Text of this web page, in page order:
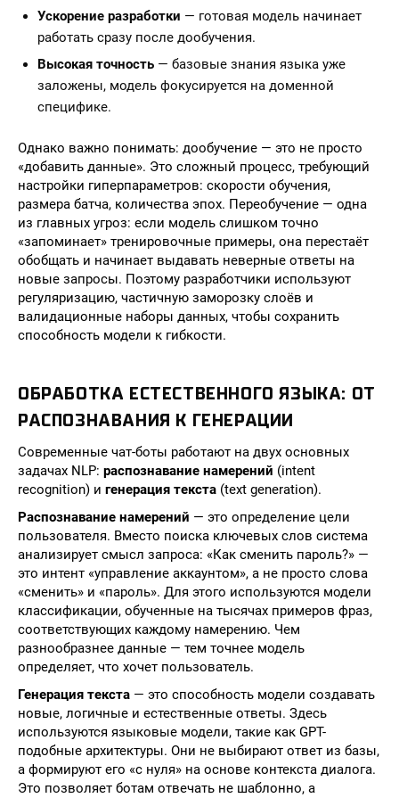
Ускорение разработки — готовая модель начинает
работать сразу после дообучения.
Высокая точность — базовые знания языка уже
заложены, модель фокусируется на доменной
специфике.
Однако важно понимать: дообучение — это не просто
«добавить данные». Это сложный процесс, требующий
настройки гиперпараметров: скорости обучения,
размера батча, количества эпох. Переобучение — одна
из главных угроз: если модель слишком точно
«запоминает» тренировочные примеры, она перестаёт
обобщать и начинает выдавать неверные ответы на
новые запросы. Поэтому разработчики используют
регуляризацию, частичную заморозку слоёв и
валидационные наборы данных, чтобы сохранить
способность модели к гибкости.
ОБРАБОТКА ЕСТЕСТВЕННОГО ЯЗЫКА: ОТ
РАСПОЗНАВАНИЯ К ГЕНЕРАЦИИ
Современные чат-боты работают на двух основных
задачах NLP: распознавание намерений (intent
recognition) и генерация текста (text generation).
Распознавание намерений — это определение цели
пользователя. Вместо поиска ключевых слов система
анализирует смысл запроса: «Как сменить пароль?» —
это интент «управление аккаунтом», а не просто слова
«сменить» и «пароль». Для этого используются модели
классификации, обученные на тысячах примеров фраз,
соответствующих каждому намерению. Чем
разнообразнее данные — тем точнее модель
определяет, что хочет пользователь.
Генерация текста — это способность модели создавать
новые, логичные и естественные ответы. Здесь
используются языковые модели, такие как GPT-
подобные архитектуры. Они не выбирают ответ из базы,
а формируют его «с нуля» на основе контекста диалога.
Это позволяет ботам отвечать не шаблонно, а